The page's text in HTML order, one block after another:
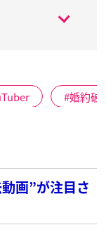
婚約破
画”が注目さ